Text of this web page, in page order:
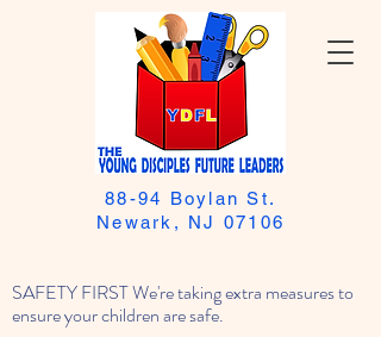
SAFETY FIRST We're taking extra measures to
ensure your children are safe.
88-94 Boylan St.
Newark, NJ 07106